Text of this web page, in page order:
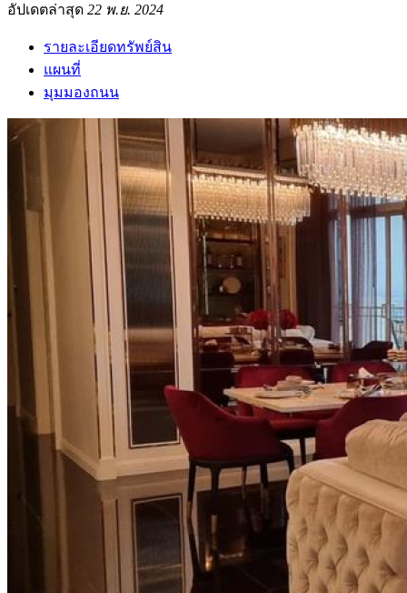
อัปเดตล่าสุด 22 พ.ย. 2024
รายละเอียดทรัพย์สิน
แผนที่
มุมมองถนน